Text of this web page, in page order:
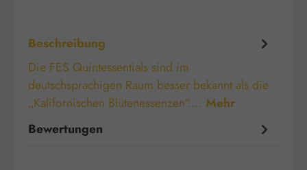
Beschreibung
Die FES Quintessentials sind im
deutschsprachigen Raum besser bekannt als die
„Kalifornischen Blütenessenzen“.… Mehr
Bewertungen